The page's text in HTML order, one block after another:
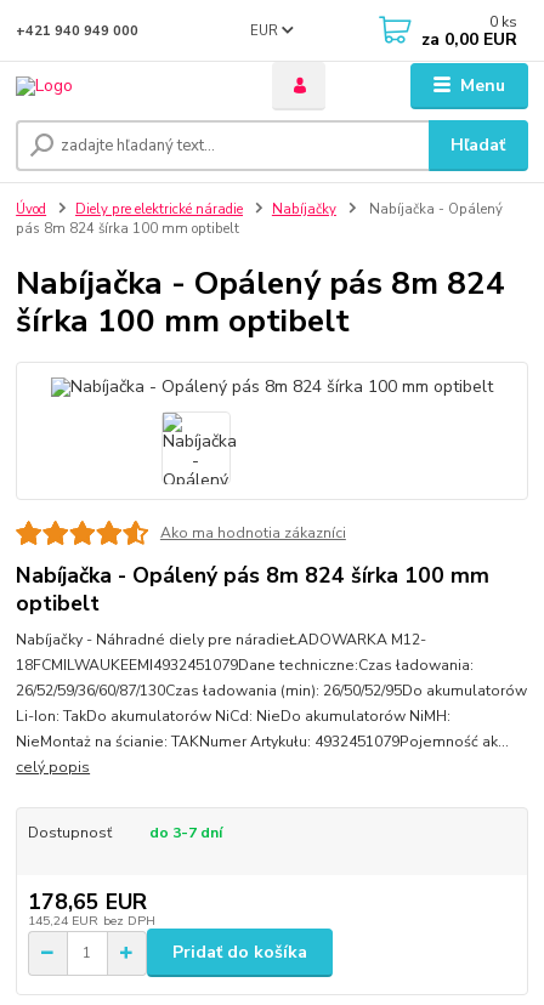
Menu
EUR
Hľadať
+421 940 949 000 0 ks
za 0,00 EUR
Úvod Diely pre elektrické náradie Nabíjačky
Nabíjačka - Opálený
pás 8m 824 šírka 100 mm optibelt
Nabíjačka - Opálený pás 8m 824
šírka 100 mm optibelt
Ako ma hodnotia zákazníci
Nabíjačka - Opálený pás 8m 824 šírka 100 mm
optibelt
Nabíjačky - Náhradné diely pre náradieŁADOWARKA M12-
18FCMILWAUKEEMI4932451079Dane techniczne:Czas ładowania:
26/52/59/36/60/87/130Czas ładowania (min): 26/50/52/95Do akumulatorów
Li-Ion: TakDo akumulatorów NiCd: NieDo akumulatorów NiMH:
NieMontaż na ścianie: TAKNumer Artykułu: 4932451079Pojemność ak...
celý popis
Dostupnosť do 3-7 dní
178,65 EUR
145,24 EUR bez DPH
Pridať do košíka